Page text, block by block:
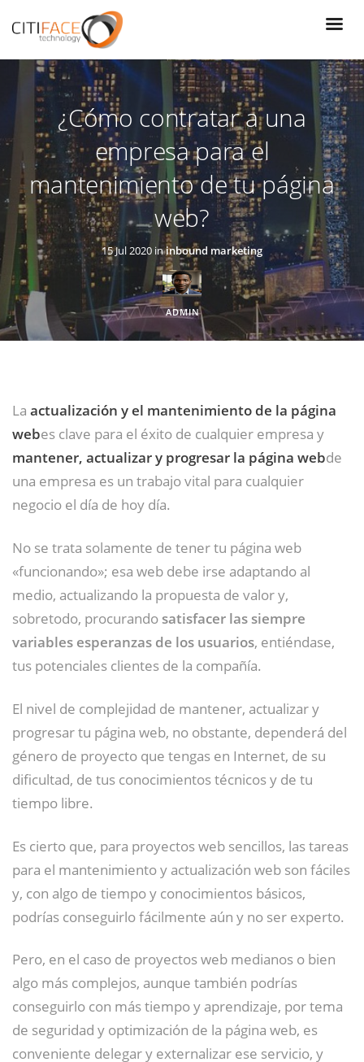
contenido
principal
¿Cómo contratar a una
empresa para el
mantenimiento de tu página
web?
15 Jul 2020 ininbound marketing
ADMIN
La actualización y el mantenimiento de la página
webes clave para el éxito de cualquier empresa y
mantener, actualizar y progresar la página webde
una empresa es un trabajo vital para cualquier
negocio el día de hoy día.
No se trata solamente de tener tu página web
«funcionando»; esa web debe irse adaptando al
medio, actualizando la propuesta de valor y,
sobretodo, procurando satisfacer las siempre
variables esperanzas de los usuarios, entiéndase,
tus potenciales clientes de la compañía.
El nivel de complejidad de mantener, actualizar y
progresar tu página web, no obstante, dependerá del
género de proyecto que tengas en Internet, de su
dificultad, de tus conocimientos técnicos y de tu
tiempo libre.
Es cierto que, para proyectos web sencillos, las tareas
para el mantenimiento y actualización web son fáciles
y, con algo de tiempo y conocimientos básicos,
podrías conseguirlo fácilmente aún y no ser experto.
Pero, en el caso de proyectos web medianos o bien
algo más complejos, aunque también podrías
conseguirlo con más tiempo y aprendizaje, por tema
de seguridad y optimización de la página web, es
conveniente delegar y externalizar ese servicio, y